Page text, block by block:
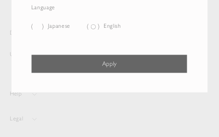
Language
Japanese English
Apply
Delivery destination and Language
United States Japanese
Help
Legal